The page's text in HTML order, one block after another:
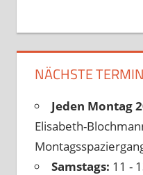
NÄCHSTE
Jeden Montag
Elisabeth-
Samstags: 11 -